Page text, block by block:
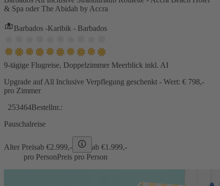
& Spa oder The Abidah by Accra
Barbados -Karibik - Barbados
9-tägige Flugreise, Doppelzimmer Meerblick inkl. AI
Upgrade auf All Inclusive Verpflegung geschenkt - Wert: € 798,-
pro Zimmer
253464Bestellnr.:
Pauschalreise
Alter Preisab €2.999,- ab €1.999,-
pro PersonPreis pro Person